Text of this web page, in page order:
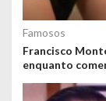
Famosos
Francisco
enquanto